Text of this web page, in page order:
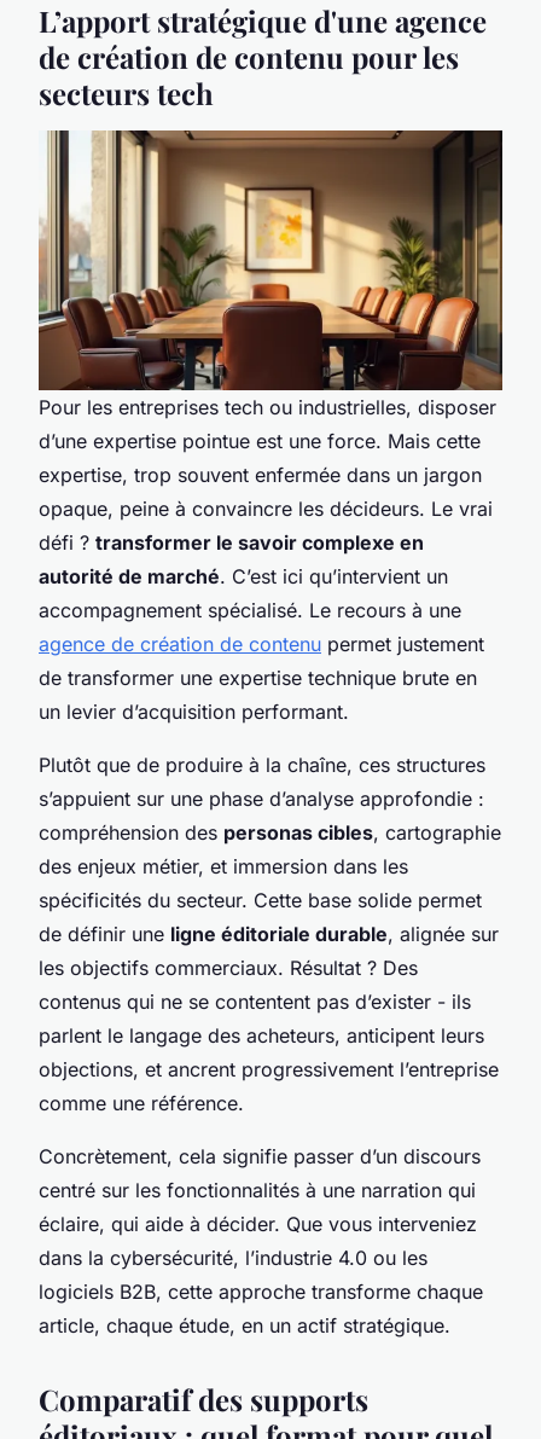
L’apport stratégique d'une agence
de création de contenu pour les
secteurs tech
Pour les entreprises tech ou industrielles, disposer
d’une expertise pointue est une force. Mais cette
expertise, trop souvent enfermée dans un jargon
opaque, peine à convaincre les décideurs. Le vrai
défi ? transformer le savoir complexe en
autorité de marché. C’est ici qu’intervient un
accompagnement spécialisé. Le recours à une
agence de création de contenu permet justement
de transformer une expertise technique brute en
un levier d’acquisition performant.
Plutôt que de produire à la chaîne, ces structures
s’appuient sur une phase d’analyse approfondie :
compréhension des personas cibles, cartographie
des enjeux métier, et immersion dans les
spécificités du secteur. Cette base solide permet
de définir une ligne éditoriale durable, alignée sur
les objectifs commerciaux. Résultat ? Des
contenus qui ne se contentent pas d’exister - ils
parlent le langage des acheteurs, anticipent leurs
objections, et ancrent progressivement l’entreprise
comme une référence.
Concrètement, cela signifie passer d’un discours
centré sur les fonctionnalités à une narration qui
éclaire, qui aide à décider. Que vous interveniez
dans la cybersécurité, l’industrie 4.0 ou les
logiciels B2B, cette approche transforme chaque
article, chaque étude, en un actif stratégique.
Comparatif des supports